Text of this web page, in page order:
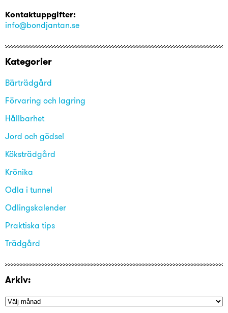
Kontaktuppgifter:
info@bondjantan.se
Kategorier
Bärträdgård
Förvaring och lagring
Hållbarhet
Jord och gödsel
Köksträdgård
Krönika
Odla i tunnel
Odlingskalender
Praktiska tips
Trädgård
Arkiv: